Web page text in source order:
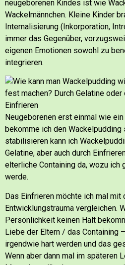
neugeborenen Kindes ist wie
Wackelmännchen. Kleine Kinder
Internalisierung (Inkorporation,
immer das Gegenüber,
eigenen Emotionen sowohl zu
integrieren.
Neugeborenen erst einmal wie
bekomme ich den
stabilisieren kann ich
Gelatine, aber auch durch
elterliche Containing da, wozu ich
werde.
Das Einfrieren möchte ich mal
Entwicklungstrauma vergleichen.
Persönlichkeit keinen Halt
Liebe der Eltern / das Containing
irgendwie hart werden und das
Wenn aber dann mal im späteren